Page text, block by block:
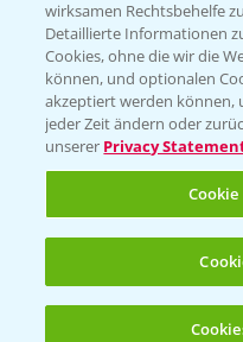
T.+49 (0)174
KONTAKT
Hilfe in
T.+49 (0)214/
wirksamen Rechtsbehelfe
Detaillierte Informationen
Cookies, ohne die wir die
können, und optionalen
akzeptiert werden können,
jeder Zeit ändern oder
unserer Privacy